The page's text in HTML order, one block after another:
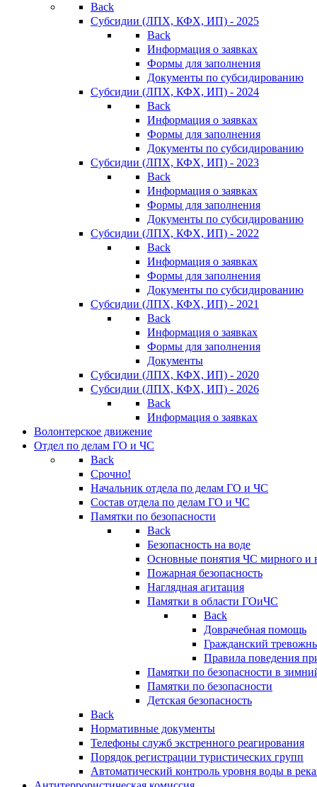
Back
Субсидии (ЛПХ, КФХ, ИП) - 2025
Back
Информация о заявках
Формы для заполнения
Документы по субсидированию
Субсидии (ЛПХ, КФХ, ИП) - 2024
Back
Информация о заявках
Формы для заполнения
Документы по субсидированию
Субсидии (ЛПХ, КФХ, ИП) - 2023
Back
Информация о заявках
Формы для заполнения
Документы по субсидированию
Субсидии (ЛПХ, КФХ, ИП) - 2022
Back
Информация о заявках
Формы для заполнения
Документы по субсидированию
Субсидии (ЛПХ, КФХ, ИП) - 2021
Back
Информация о заявках
Формы для заполнения
Документы
Субсидии (ЛПХ, КФХ, ИП) - 2020
Субсидии (ЛПХ, КФХ, ИП) - 2026
Back
Информация о заявках
Волонтерское движение
Отдел по делам ГО и ЧС
Back
Срочно!
Начальник отдела по делам ГО и ЧС
Состав отдела по делам ГО и ЧС
Памятки по безопасности
Back
Безопасность на воде
Основные понятия ЧС мирного и
Пожарная безопасность
Наглядная агитация
Памятки в области ГОиЧС
Back
Доврачебная помощь
Гражданский
Правила поведения
Памятки по безопасности в
Памятки по безопасности
Детская безопасность
Back
Нормативные документы
Телефоны служб экстренного реагирования
Порядок регистрации туристических групп
Автоматический контроль уровня воды в